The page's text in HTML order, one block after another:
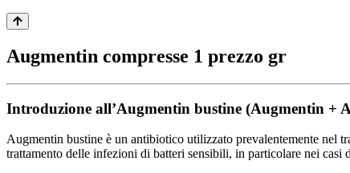
Augmentin compresse 1 prezzo gr
Introduzione all’Augmentin bustine (Augmentin +
Augmentin bustine è un antibiotico utilizzato prevalentemente nel
trattamento delle infezioni di batteri sensibili, in particolare nei